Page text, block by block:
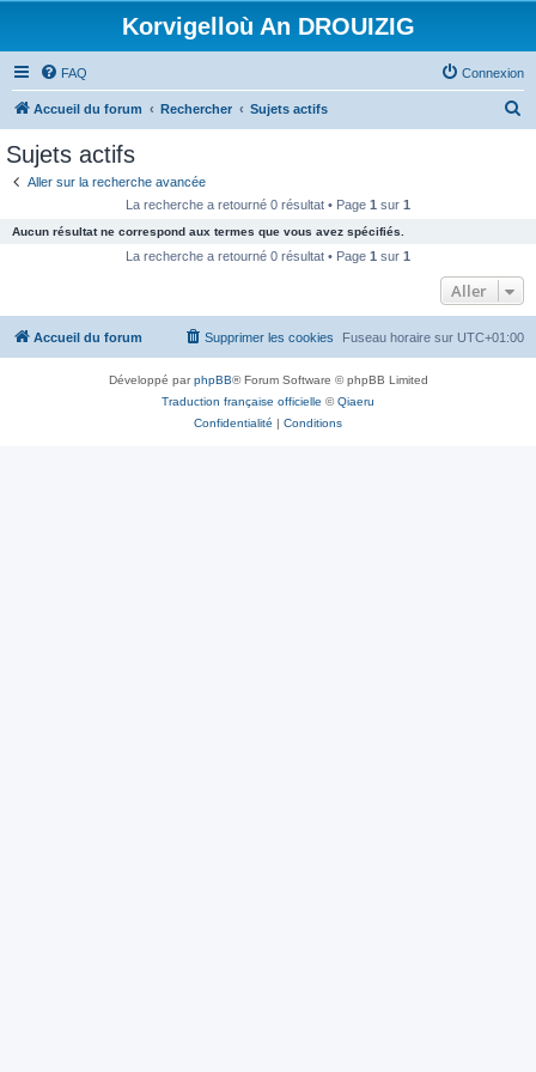
Korvigelloù An DROUIZIG
FAQ Connexion
Accueil du forum Rechercher Sujets actifs
c
e
Sujets actifs
Aller sur la recherche avancée
La recherche a retourné 0 résultat • Page 1 sur 1
Aucun résultat ne correspond aux termes que vous avez spécifiés.
La recherche a retourné 0 résultat • Page 1 sur 1
Aller
Accueil du forum Fuseau horaire sur UTC+01:00
Supprimer les cookies
Développé parphpBB® Forum Software © phpBB Limited
Traduction française officielle ©Qiaeru
Confidentialité | Conditions